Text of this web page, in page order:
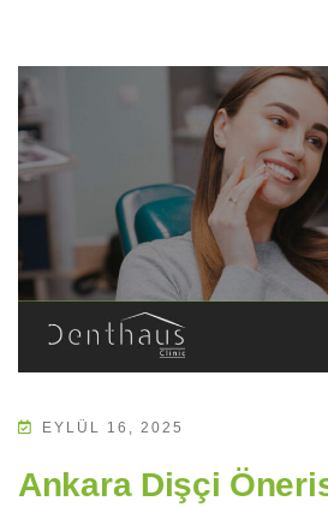
EYLÜL 16, 2025
Ankara Dişçi